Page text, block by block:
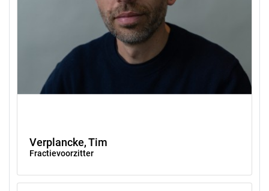
Verplancke, Tim
Fractievoorzitter